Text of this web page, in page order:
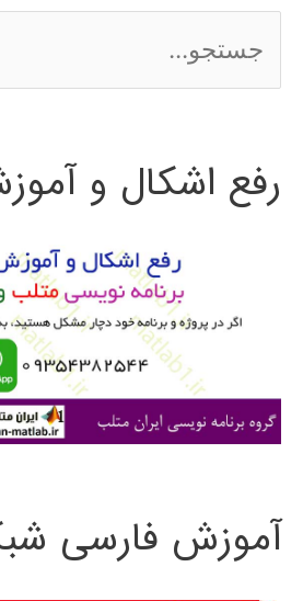
س
ج
ی
رفع اشکال و
آموزش فارسی